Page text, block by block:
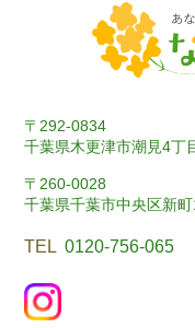
〒292-0834
千葉県木更津市潮見4丁
〒260-0028
千葉県千葉市中央区新
TEL 0120-756-065